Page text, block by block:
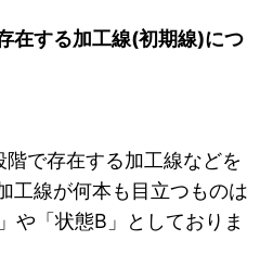
在する加工線(初期線)につ
で存在する加工線などを
工線が何本も目立つものは
や「状態B」としておりま